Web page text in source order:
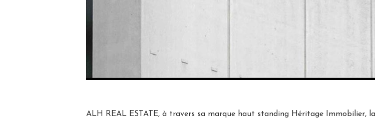
ALH REAL ESTATE, à travers sa marque haut standing Héritage Immobilier,